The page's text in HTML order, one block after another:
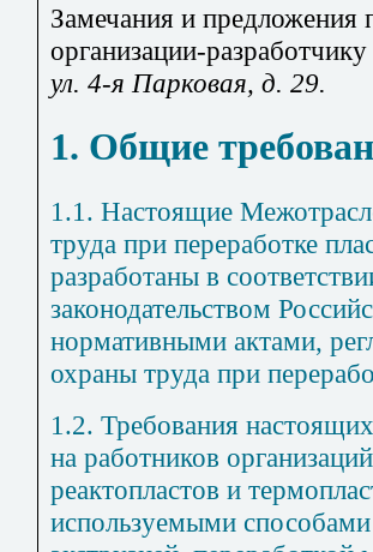
Замечания и предложения
организации-
ул. 4-я Парковая, д. 29.
1. Общие
1.1. Настоящие
труда при переработке
разработаны в
законодательством
нормативными актами,
охраны труда при
1.2. Требования
на работников
реактопластов и
используемыми